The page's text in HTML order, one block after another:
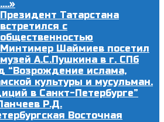
….»
Президент Татарстана
встретился с
общественностью
Минтимер Шаймиев посетил
музей А.С.Пушкина в г. СПб
“Возрождение ислама,
культуры и мусульман.
в Санкт-Петербурге”
Р.Д.
Восточная